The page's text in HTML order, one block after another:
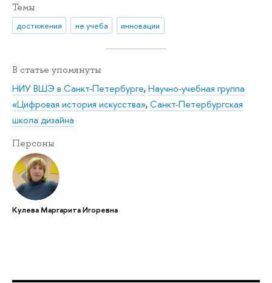
Темы
достижения не учеба инновации
В статье упомянуты
НИУ ВШЭ в Санкт-Петербурге,Научно-учебная группа
«Цифровая история искусства»,Санкт-Петербургская
школа дизайна
Персоны
Кулева Маргарита Игоревна